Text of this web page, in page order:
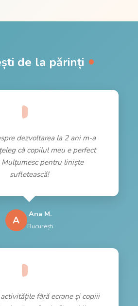
de la părinți
dezvoltarea la 2 ani m-a
că copilul meu e perfect
Mulțumesc pentru liniște
sufletească!
A
Ana M.
București
fără ecrane și copiii